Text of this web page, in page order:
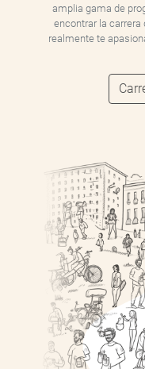
amplia gama de
encontrar la carrera
realmente te